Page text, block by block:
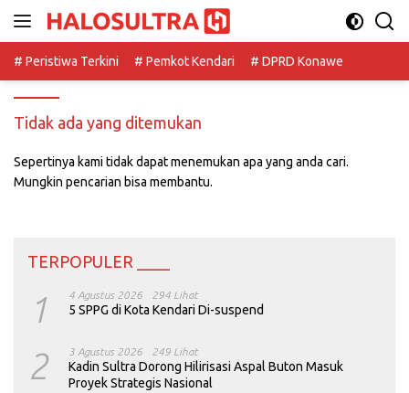
# Peristiwa Terkini
# Pemkot Kendari # DPRD Konawe
Tidak ada yang ditemukan
Sepertinya kami tidak dapat menemukan apa yang anda cari.
Mungkin pencarian bisa membantu.
TERPOPULER ____
1 4 Agustus 2026 294 Lihat
5 SPPG di Kota Kendari Di-suspend
2 3 Agustus 2026 249 Lihat
Kadin Sultra Dorong Hilirisasi Aspal Buton Masuk
Proyek Strategis Nasional